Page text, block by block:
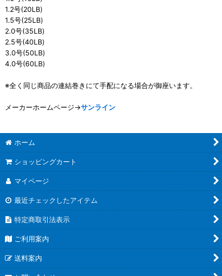
1.2号(20LB)
1.5号(25LB)
2.0号(35LB)
2.5号(40LB)
3.0号(50LB)
4.0号(60LB)
※全く同じ商品の連結巻きにて手配になる場合が御座います。
メーカーホームページ→サンライン
ホーム
ショッピングカート
マイページ
最近チェックしたアイテム
特定商取引法表示
ご利用案内
送料案内